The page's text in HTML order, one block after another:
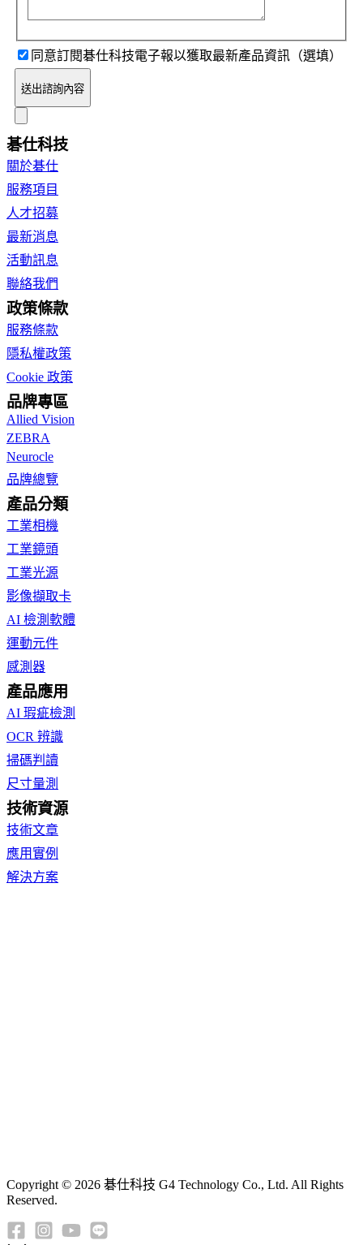
同意訂閱碁仕科技電子報以獲取最新產品資訊（選填）
送出諮詢內容
碁仕科技
關於碁仕
服務項目
人才招募
最新消息
活動訊息
聯絡我們
政策條款
服務條款
隱私權政策
Cookie 政策
品牌專區
Allied Vision
ZEBRA
Neurocle
品牌總覽
產品分類
工業相機
工業鏡頭
工業光源
影像擷取卡
AI 檢測軟體
運動元件
感測器
產品應用
AI 瑕疵檢測
OCR 辨識
掃碼判讀
尺寸量測
技術資源
技術文章
應用實例
解決方案
Copyright © 2026 碁仕科技 G4 Technology Co., Ltd. All Rights
Reserved.